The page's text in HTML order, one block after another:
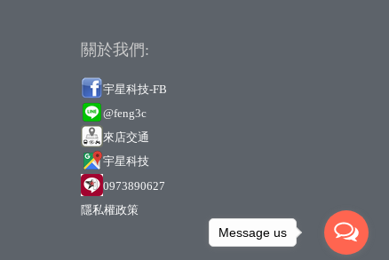
關於我們:
宇星科技-FB
@feng3c
來店交通
宇星科技
0973890627
隱私權政策
Message us